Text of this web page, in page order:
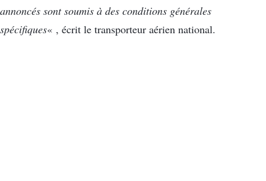
annoncés sont soumis à des conditions générales
spécifiques« , écrit le transporteur aérien national.